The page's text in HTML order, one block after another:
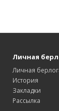
Личная
Личная
История
Закладки
Рассылка